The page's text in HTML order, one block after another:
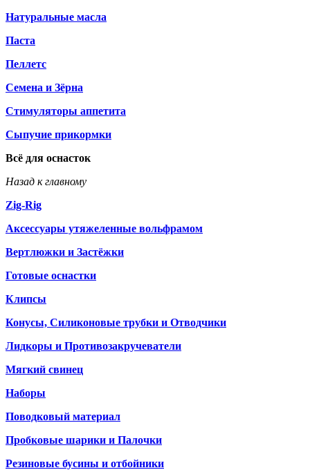
Натуральные масла
Паста
Пеллетс
Семена и Зёрна
Стимуляторы аппетита
Сыпучие прикормки
Всё для оснасток
Назад к главному
Zig-Rig
Аксессуары утяжеленные вольфрамом
Вертлюжки и Застёжки
Готовые оснастки
Клипсы
Конусы, Силиконовые трубки и Отводчики
Лидкоры и Противозакручеватели
Мягкий свинец
Наборы
Поводковый материал
Пробковые шарики и Палочки
Резиновые бусины и отбойники